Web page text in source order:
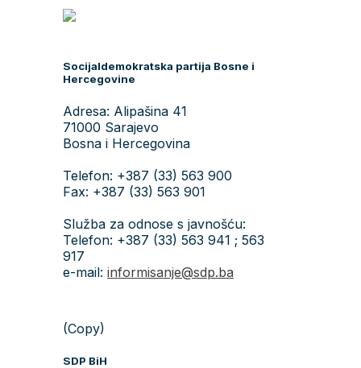
Socijaldemokratska partija Bosne i
Hercegovine
Adresa: Alipašina 41
71000 Sarajevo
Bosna i Hercegovina
Telefon: +387 (33) 563 900
Fax: +387 (33) 563 901
Služba za odnose s javnošću:
Telefon: +387 (33) 563 941 ; 563
917
e-mail: informisanje@sdp.ba
(Copy)
SDP BiH